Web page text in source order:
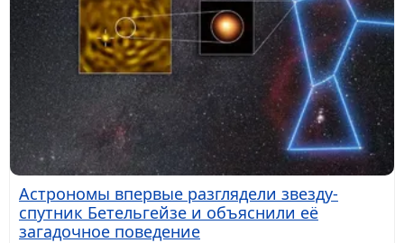
Астрономы впервые разглядели звезду-
спутник Бетельгейзе и объяснили её
загадочное поведение